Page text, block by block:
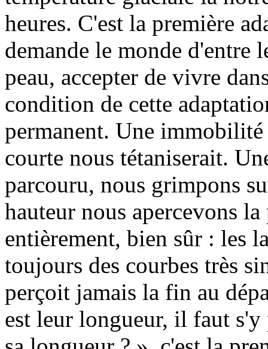
heures. C'est la première
demande le monde d'entre
peau, accepter de vivre
condition de cette
permanent. Une
courte nous tétaniserait.
parcouru, nous grimpons
hauteur nous apercevons
entièrement, bien sûr : les
toujours des courbes très
perçoit jamais la fin au
est leur longueur, il faut